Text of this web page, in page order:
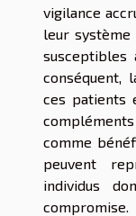
vigilance
leur
susceptibles
conséquent,
ces patients
comme
peuvent
individus